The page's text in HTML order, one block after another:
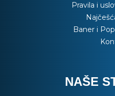
Pravila i
Baner i
NAŠE